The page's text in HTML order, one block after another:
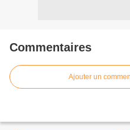
Commentaires
Ajouter un